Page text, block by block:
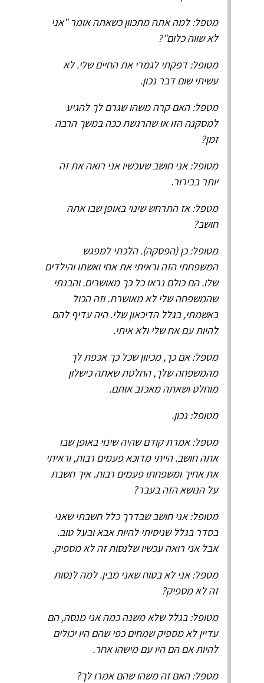
מטפל: למה אתה מתכוון כשאתה אומר "אני
לא שווה כלום"?
מטופל: דפקתי לגמרי את החיים שלי. לא
עשיתי שום דבר נכון.
מטפל: האם קרה משהו שגרם לך להגיע
למסקנה הזו או שהרגשת ככה במשך הרבה
זמן?
מטופל: אני חושב שעכשיו אני רואה את זה
יותר בבירור.
מטפל: אז התרחש שינוי באופן שבו אתה
חושב?
מטופל: כן (הפסקה). הלכתי למפגש
המשפחתי הזה וראיתי את אחי ואשתו והילדים
שלו. הם כולם נראו כל כך מאושרים. והבנתי
שהמשפחה שלי לא מאושרת. וזה הכול
באשמתי, בגלל הדיכאון שלי. היה עדיף להם
להיות עם אח שלי ולא איתי.
מטפל: אם כך, מכיוון שכל כך אכפת לך
מהמשפחה שלך, החלטת שאתה כישלון
מוחלט ושאתה מאכזב אותם.
מטופל: נכון.
מטפל: אמרת קודם שהיה שינוי באופן שבו
אתה חושב. הייתי מדוכא פעמים רבות, וראיתי
את אחיך ומשפחתו פעמים רבות. איך חשבת
על הנושא הזה בעבר?
מטופל: אני חושב שבדרך כלל חשבתי שאני
בסדר בגלל שניסיתי להיות אבא ובעל טוב.
אבל אני רואה עכשיו שלנסות זה לא מספיק.
מטפל: אני לא בטוח שאני מבין. למה לנסות
זה לא מספיק?
מטופל: בגלל שלא משנה כמה אני מנסה, הם
עדיין לא מספיק שמחים כפי שהם היו יכולים
להיות אם הם היו עם מישהו אחר.
מטפל: האם זה משהו שהם אמרו לך?